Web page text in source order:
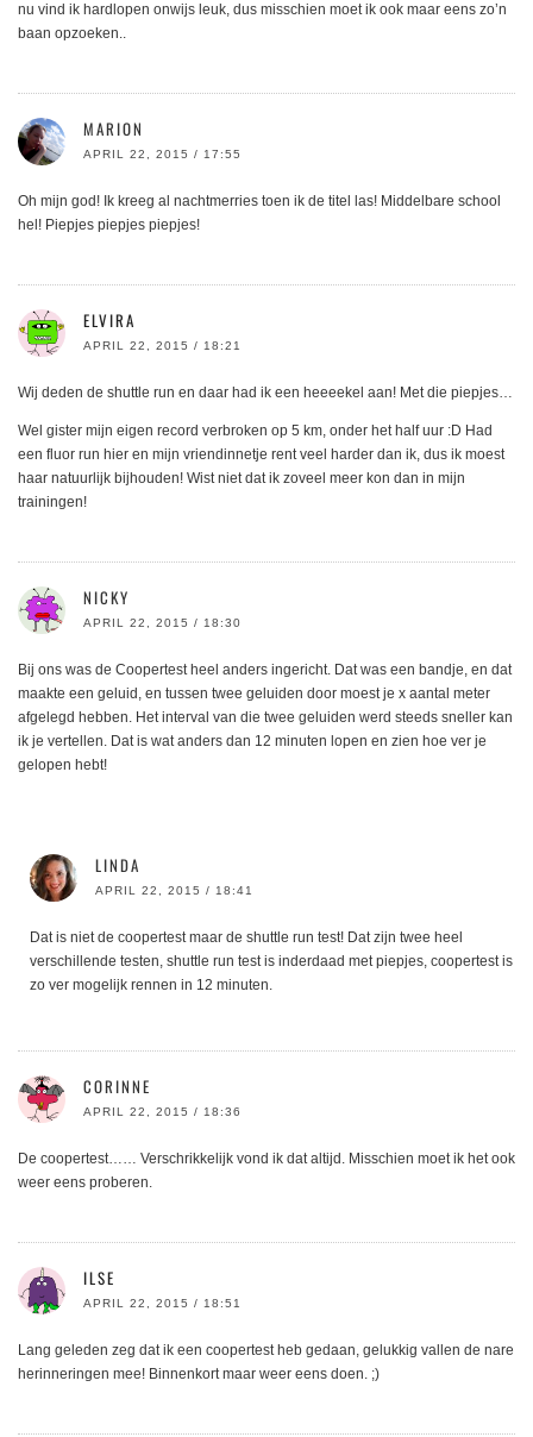
nu vind ik hardlopen onwijs leuk, dus misschien moet ik ook maar eens zo’n
baan opzoeken..
MARION
APRIL 22, 2015 / 17:55
Oh mijn god! Ik kreeg al nachtmerries toen ik de titel las! Middelbare school
hel! Piepjes piepjes piepjes!
ELVIRA
APRIL 22, 2015 / 18:21
Wij deden de shuttle run en daar had ik een heeeekel aan! Met die piepjes…
Wel gister mijn eigen record verbroken op 5 km, onder het half uur :D Had
een fluor run hier en mijn vriendinnetje rent veel harder dan ik, dus ik moest
haar natuurlijk bijhouden! Wist niet dat ik zoveel meer kon dan in mijn
trainingen!
NICKY
APRIL 22, 2015 / 18:30
Bij ons was de Coopertest heel anders ingericht. Dat was een bandje, en dat
maakte een geluid, en tussen twee geluiden door moest je x aantal meter
afgelegd hebben. Het interval van die twee geluiden werd steeds sneller kan
ik je vertellen. Dat is wat anders dan 12 minuten lopen en zien hoe ver je
gelopen hebt!
LINDA
APRIL 22, 2015 / 18:41
Dat is niet de coopertest maar de shuttle run test! Dat zijn twee heel
verschillende testen, shuttle run test is inderdaad met piepjes, coopertest is
zo ver mogelijk rennen in 12 minuten.
CORINNE
APRIL 22, 2015 / 18:36
De coopertest…… Verschrikkelijk vond ik dat altijd. Misschien moet ik het ook
weer eens proberen.
ILSE
APRIL 22, 2015 / 18:51
Lang geleden zeg dat ik een coopertest heb gedaan, gelukkig vallen de nare
herinneringen mee! Binnenkort maar weer eens doen. ;)